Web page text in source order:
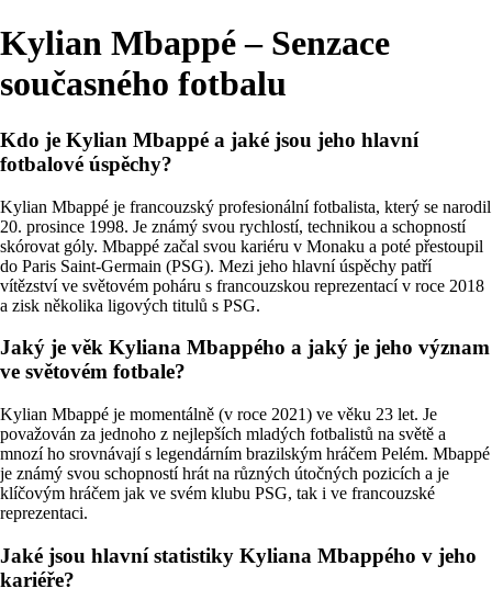
Kylian Mbappé – Senzace
současného fotbalu
Kdo je Kylian Mbappé a jaké jsou jeho hlavní
fotbalové úspěchy?
Kylian Mbappé je francouzský profesionální fotbalista, který se narodil
20. prosince 1998. Je známý svou rychlostí, technikou a schopností
skórovat góly. Mbappé začal svou kariéru v Monaku a poté přestoupil
do Paris Saint-Germain (PSG). Mezi jeho hlavní úspěchy patří
vítězství ve světovém poháru s francouzskou reprezentací v roce 2018
a zisk několika ligových titulů s PSG.
Jaký je věk Kyliana Mbappého a jaký je jeho význam
ve světovém fotbale?
Kylian Mbappé je momentálně (v roce 2021) ve věku 23 let. Je
považován za jednoho z nejlepších mladých fotbalistů na světě a
mnozí ho srovnávají s legendárním brazilským hráčem Pelém. Mbappé
je známý svou schopností hrát na různých útočných pozicích a je
klíčovým hráčem jak ve svém klubu PSG, tak i ve francouzské
reprezentaci.
Jaké jsou hlavní statistiky Kyliana Mbappého v jeho
kariéře?